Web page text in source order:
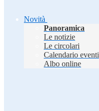
Novità
Panoramica
Le notizie
Le circolari
Calendario eventi
Albo online